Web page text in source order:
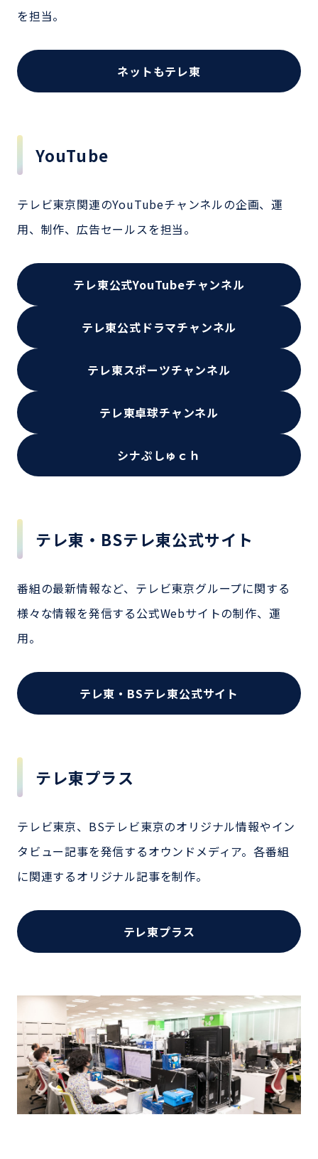
を担当。
ネットもテレ東
YouTube
テレビ東京関連のYouTubeチャンネルの企画、運
用、制作、広告セールスを担当。
テレ東公式YouTubeチャンネル
テレ東公式ドラマチャンネル
テレ東スポーツチャンネル
テレ東卓球チャンネル
シナぷしゅｃｈ
テレ東・BSテレ東公式サイト
番組の最新情報など、テレビ東京グループに関する
様々な情報を発信する公式Webサイトの制作、運
用。
テレ東・BSテレ東公式サイト
テレ東プラス
テレビ東京、BSテレビ東京のオリジナル情報やイン
タビュー記事を発信するオウンドメディア。各番組
に関連するオリジナル記事を制作。
テレ東プラス